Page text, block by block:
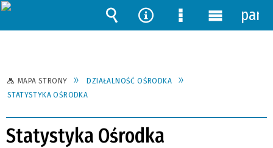
MAPA STRONY
DZIAŁALNOŚĆ OŚRODKA
STATYSTYKA OŚRODKA
Statystyka Ośrodka
Wyszukiwarka
Narzędzia
MenuMenu